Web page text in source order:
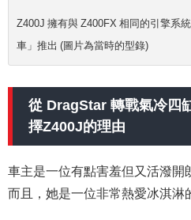
Z400J 擁有與 Z400FX 相同的引擎系
車」推出 (圖片為當時的型錄)
從 DragStar 轉戰氣冷四
擇Z400J的理由
車主是一位有點害羞但又活潑開
而且，她是一位非常熱愛冰淇淋